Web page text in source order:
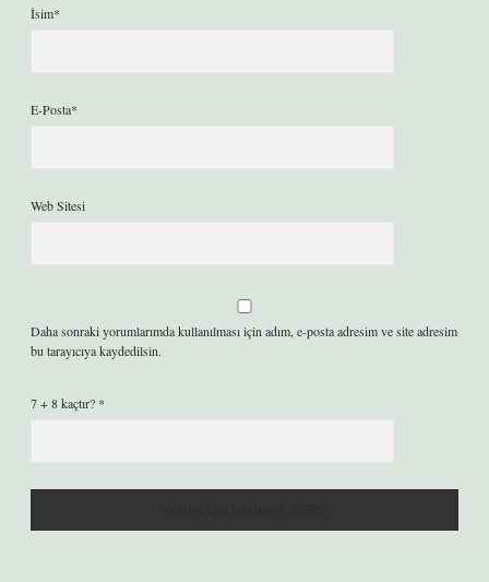
İsim*
E-Posta*
Web Sitesi
Daha sonraki yorumlarımda kullanılması için adım, e-posta adresim ve site adresim
bu tarayıcıya kaydedilsin.
7 + 8 kaçtır? *